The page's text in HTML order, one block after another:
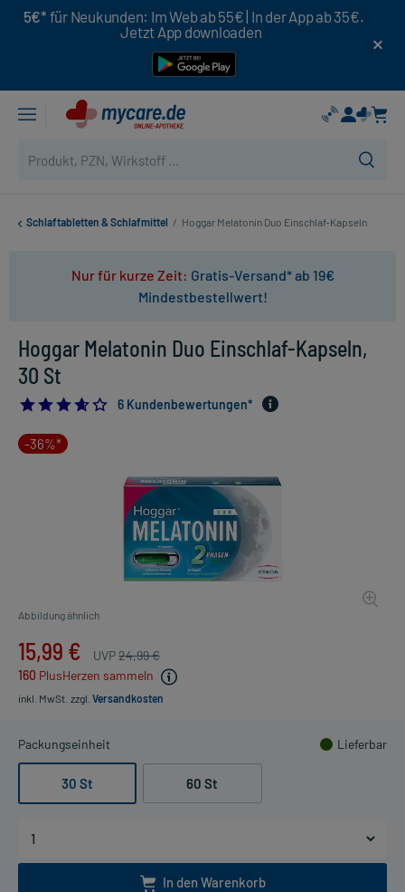
5€* für Neukunden: Im Web ab 55€ | In der App ab 35€.
Jetzt App downloaden
Schlaftabletten & Schlafmittel / Hoggar Melatonin Duo Einschlaf-Kapseln
Nur für kurze Zeit: Gratis-Versand* ab 19€
Mindestbestellwert!
Hoggar Melatonin Duo Einschlaf-Kapseln,
30 St
3.6666666666666665
6 Kundenbewertungen*
-36%*
Abbildung ähnlich
15,99 € UVP24,99 €
160 PlusHerzen sammeln
inkl. MwSt. zzgl. Versandkosten
Packungseinheit Lieferbar
30 St 60 St
In den Warenkorb